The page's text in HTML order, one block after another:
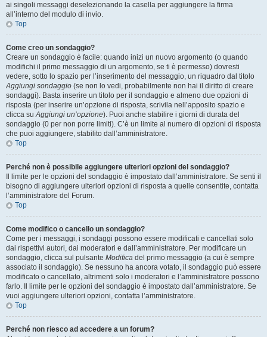
ai singoli messaggi deselezionando la casella per aggiungere la firma
all’interno del modulo di invio.
Top
Come creo un sondaggio?
Creare un sondaggio è facile: quando inizi un nuovo argomento (o quando
modifichi il primo messaggio di un argomento, se ti è permesso) dovresti
vedere, sotto lo spazio per l’inserimento del messaggio, un riquadro dal titolo
Aggiungi sondaggio (se non lo vedi, probabilmente non hai il diritto di creare
sondaggi). Basta inserire un titolo per il sondaggio e almeno due opzioni di
risposta (per inserire un’opzione di risposta, scrivila nell’apposito spazio e
clicca suAggiungi un’opzione). Puoi anche stabilire i giorni di durata del
sondaggio (0 per non porre limiti). C’è un limite al numero di opzioni di risposta
che puoi aggiungere, stabilito dall’amministratore.
Top
Perché non è possibile aggiungere ulteriori opzioni del sondaggio?
Il limite per le opzioni del sondaggio è impostato dall’amministratore. Se senti il
bisogno di aggiungere ulteriori opzioni di risposta a quelle consentite, contatta
l’amministratore del Forum.
Top
Come modifico o cancello un sondaggio?
Come per i messaggi, i sondaggi possono essere modificati e cancellati solo
dai rispettivi autori, dai moderatori e dall’amministratore. Per modificare un
sondaggio, clicca sul pulsante Modifica del primo messaggio (a cui è sempre
associato il sondaggio). Se nessuno ha ancora votato, il sondaggio può essere
modificato o cancellato, altrimenti solo i moderatori e l’amministratore possono
farlo. Il limite per le opzioni del sondaggio è impostato dall’amministratore. Se
vuoi aggiungere ulteriori opzioni, contatta l’amministratore.
Top
Perché non riesco ad accedere a un forum?